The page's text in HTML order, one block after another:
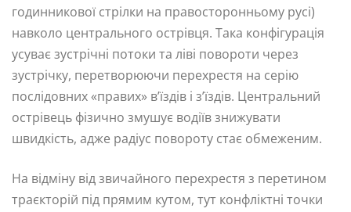
годинникової стрілки на правосторонньому русі)
навколо центрального острівця. Така конфігурація
усуває зустрічні потоки та ліві повороти через
зустрічку, перетворюючи перехрестя на серію
послідовних «правих» в’їздів і з’їздів. Центральний
острівець фізично змушує водіїв знижувати
швидкість, адже радіус повороту стає обмеженим.
На відміну від звичайного перехрестя з перетином
траєкторій під прямим кутом, тут конфліктні точки